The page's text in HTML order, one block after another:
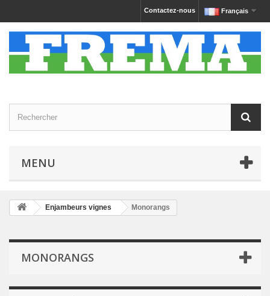
Français
Contactez-nous
MENU
Enjambeurs vignes Monorangs
MONORANGS